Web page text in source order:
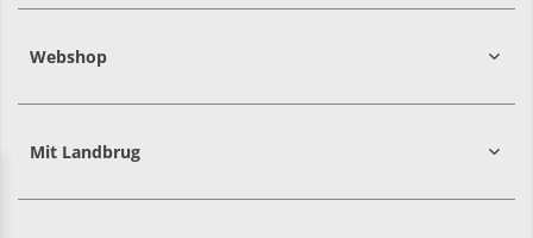
Webshop
Mit Landbrug